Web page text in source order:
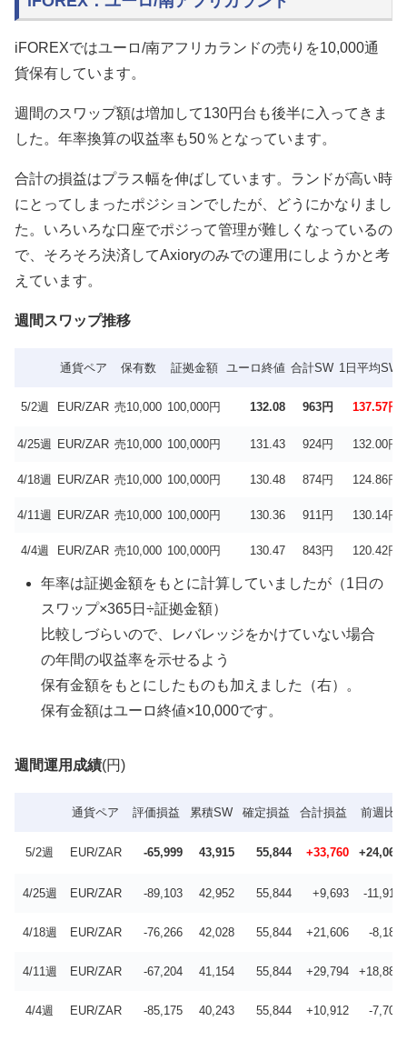
iFOREXではユーロ/南アフリカランドの売りを10,000通
貨保有しています。
週間のスワップ額は増加して130円台も後半に入ってきま
した。年率換算の収益率も50％となっています。
合計の損益はプラス幅を伸ばしています。ランドが高い時
にとってしまったポジションでしたが、どうにかなりまし
た。いろいろな口座でポジって管理が難しくなっているの
で、そろそろ決済してAxioryのみでの運用にしようかと考
えています。
週間スワップ推移
通貨ペア 保有数 証拠金額 ユーロ終値 合計SW 1日平均SW
5/2週 EUR/ZAR 売10,000 100,000円 132.08 963円 137.57円
4/25週 EUR/ZAR 売10,000 100,000円 131.43 924円 132.00円
4/18週 EUR/ZAR 売10,000 100,000円 130.48 874円 124.86円
4/11週 EUR/ZAR 売10,000 100,000円 130.36 911円 130.14円
4/4週 EUR/ZAR 売10,000 100,000円 130.47 843円 120.42円
年率は証拠金額をもとに計算していましたが（1日の
スワップ×365日÷証拠金額）
比較しづらいので、レバレッジをかけていない場合
の年間の収益率を示せるよう
保有金額をもとにしたものも加えました（右）。
保有金額はユーロ終値×10,000です。
週間運用成績(円)
通貨ペア 評価損益 累積SW 確定損益 合計損益 前週比
5/2週 EUR/ZAR -65,999 43,915 55,844 +33,760 +24,067
4/25週 EUR/ZAR -89,103 42,952 55,844 +9,693 -11,913
4/18週 EUR/ZAR -76,266 42,028 55,844 +21,606 -8,188
4/11週 EUR/ZAR -67,204 41,154 55,844 +29,794 +18,882
4/4週 EUR/ZAR -85,175 40,243 55,844 +10,912 -7,708